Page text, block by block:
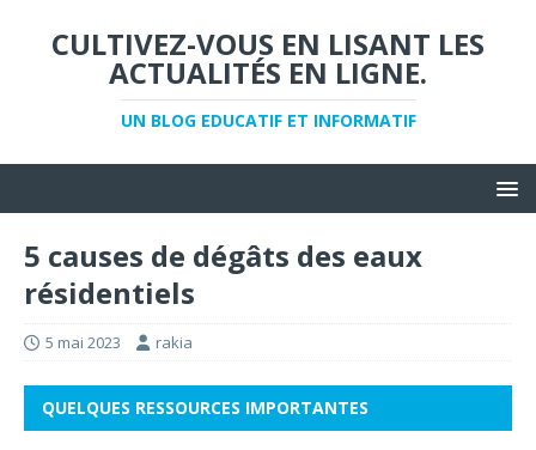
CULTIVEZ-VOUS EN LISANT LES
ACTUALITÉS EN LIGNE.
UN BLOG EDUCATIF ET INFORMATIF
5 causes de dégâts des eaux
résidentiels
5 mai 2023 rakia
QUELQUES RESSOURCES IMPORTANTES